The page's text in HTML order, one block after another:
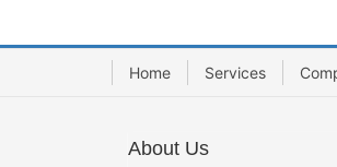
Home Services
About Us